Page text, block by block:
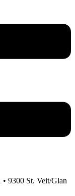
9300 St. Veit/Glan